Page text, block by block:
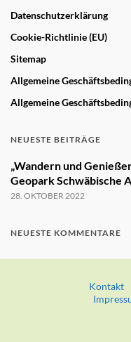
Datenschutzerklärung
Cookie-Richtlinie (EU)
Sitemap
Allgemeine
Allgemeine
NEUESTE BEITRÄGE
„Wandern und
Geopark Schwäbische
28. OKTOBER 2022
NEUESTE KOMMENTARE
Kontakt